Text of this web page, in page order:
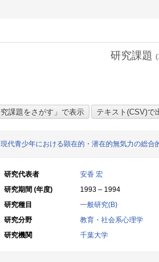
研究課題 (
現代青少年における顕在的・潜在的無気力の総合
研究代表者
安香 宏
研究期間 (年度)
1993 – 1994
研究種目
一般研究(B)
研究分野
教育・社会系心理学
研究機関
千葉大学